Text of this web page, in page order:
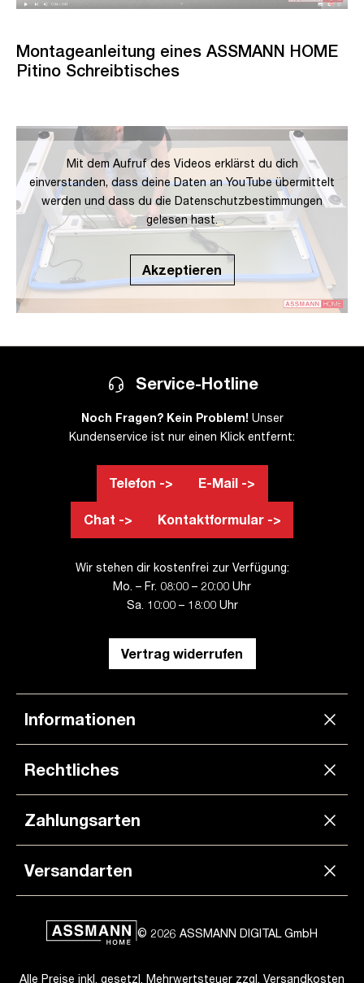
Montageanleitung eines ASSMANN HOME
Pitino Schreibtisches
Mit dem Aufruf des Videos erklärst du dich
einverstanden, dass deine Daten an YouTube übermittelt
werden und dass du die Datenschutzbestimmungen
gelesen hast.
Akzeptieren
Service-Hotline
Noch Fragen? Kein Problem! Unser
Kundenservice ist nur einen Klick entfernt:
Telefon -> E-Mail ->
Chat -> Kontaktformular ->
Wir stehen dir kostenfrei zur Verfügung:
Mo. – Fr. 08:00 – 20:00 Uhr
Sa. 10:00 – 18:00 Uhr
Vertrag widerrufen
Informationen
Rechtliches
Zahlungsarten
Versandarten
© 2026 ASSMANN DIGITAL GmbH
Alle Preise inkl. gesetzl. Mehrwertsteuer zzgl. Versandkosten